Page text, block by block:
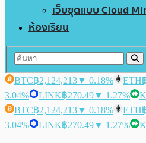
เว็บขุดแบบ Cloud
ห้องเรียน
BTC฿2,124,213▼ 0.18% ETH
3.04%
LINK฿270.49▼ 1.27%
BTC฿2,124,213▼ 0.18% ETH
3.04%
LINK฿270.49▼ 1.27%